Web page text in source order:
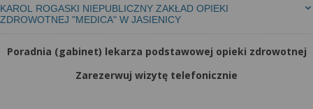
KAROL ROGASKI NIEPUBLICZNY ZAKŁAD OPIEKI
ZDROWOTNEJ "MEDICA" W JASIENICY
Poradnia (gabinet) lekarza podstawowej opieki zdrowotnej
Zarezerwuj wizytę telefonicznie